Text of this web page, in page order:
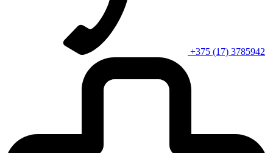
+375 (17) 3785942